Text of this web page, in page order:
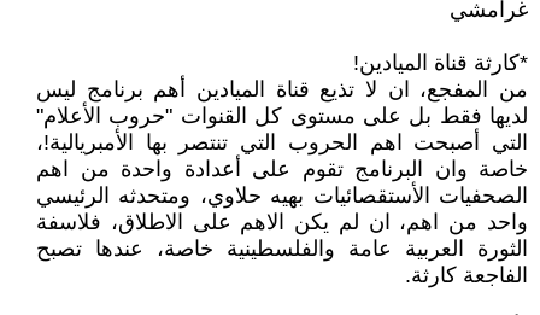
غرامشي
*كارثة قناة الميادين!
من المفجع، ان لا تذيع قناة الميادين أهم برنامج ليس
لديها فقط بل على مستوى كل القنوات "حروب الأعلام"
التي أصبحت اهم الحروب التي تنتصر بها الأمبريالية!،
خاصة وان البرنامج تقوم على أعدادة واحدة من اهم
الصحفيات الأستقصائيات بهيه حلاوي، ومتحدثه الرئيسي
واحد من اهم، ان لم يكن الاهم على الاطلاق، فلاسفة
الثورة العربية عامة والفلسطينية خاصة، عندها تصبح
الفاجعة كارثة.